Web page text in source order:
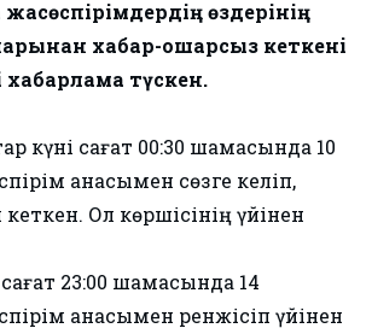
өздерінің
хабар-ошарсыз кеткені
түскен.
күні сағат 00:30 шамасында 10
анасымен сөзге келіп,
Ол көршісінің үйінен
23:00 шамасында 14
анасымен ренжісіп үйінен